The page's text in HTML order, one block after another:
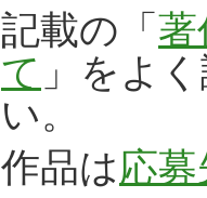
記載の「 著
て 」をよ
い。
作品は応募